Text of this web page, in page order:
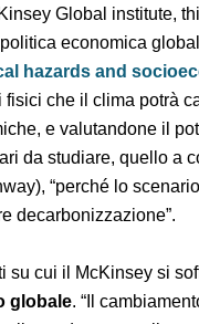
Global
di politica
Physical hazards
dei rischi fisici
con proiezioni
considerazione, tra i
il rischio fisico in
su cui il McKinsey si
globale. “Il